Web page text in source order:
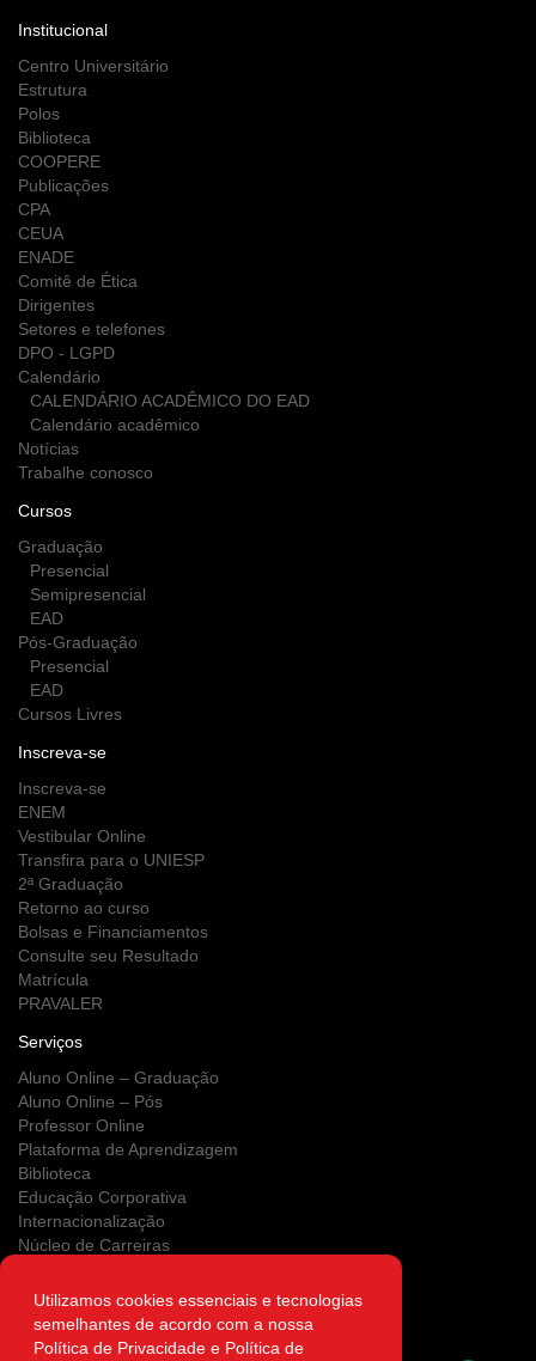
Utilizamos cookies essenciais e tecnologias
semelhantes de acordo com a nossa
Política de Privacidade e Política de
Institucional
Centro Universitário
Estrutura
Polos
Biblioteca
COOPERE
Publicações
CPA
CEUA
ENADE
Comitê de Ética
Dirigentes
Setores e telefones
DPO - LGPD
Calendário
CALENDÁRIO ACADÊMICO DO EAD
Calendário acadêmico
Notícias
Trabalhe conosco
Cursos
Graduação
Presencial
Semipresencial
EAD
Pós-Graduação
Presencial
EAD
Cursos Livres
Inscreva-se
Inscreva-se
ENEM
Vestibular Online
Transfira para o UNIESP
2ª Graduação
Retorno ao curso
Bolsas e Financiamentos
Consulte seu Resultado
Matrícula
PRAVALER
Serviços
Aluno Online – Graduação
Aluno Online – Pós
Professor Online
Plataforma de Aprendizagem
Biblioteca
Educação Corporativa
Internacionalização
Núcleo de Carreiras
NUPS
Clínica Escola
Área do Egresso